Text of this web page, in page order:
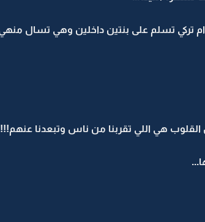
تسلم على بنتين داخلين وهي تسال
القلوب هي اللي تقربنا من ناس وتبعدنا عنهم!!!